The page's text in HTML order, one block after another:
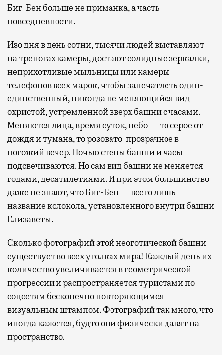
Биг-Бен больше не приманка, а часть
повседневности.
Изо дня в день сотни, тысячи людей выставляют
на треногах камеры, достают солидные зеркалки,
неприхотливые мыльницы или камеры
телефонов всех марок, чтобы запечатлеть один-
единственный, никогда не меняющийся вид
охристой, устремленной вверх башни с часами.
Меняются лица, время суток, небо — то серое от
дождя и тумана, то розовато-прозрачное в
погожий вечер. Ночью стены башни и часы
подсвечиваются. Но сам вид башни не меняется
годами, десятилетиями. И при этом большинство
даже не знают, что Биг-Бен — всего лишь
название колокола, установленного внутри башни
Елизаветы.
Сколько фотографий этой неоготической башни
существует во всех уголках мира! Каждый день их
количество увеличивается в геометрической
прогрессии и распространяется туристами по
соцсетям бесконечно повторяющимся
визуальным штампом. Фотографий так много, что
иногда кажется, будто они физически давят на
пространство.